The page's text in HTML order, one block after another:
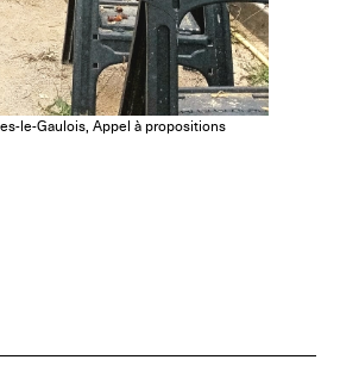
le-Gaulois, Appel à propositions